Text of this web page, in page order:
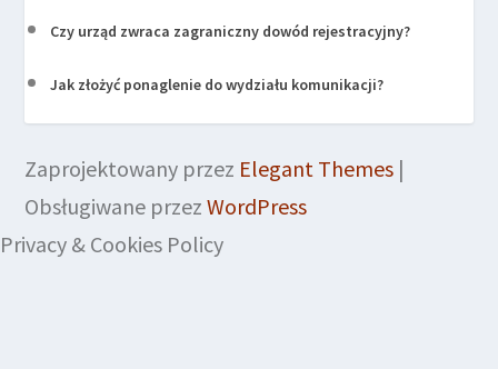
Czy urząd zwraca zagraniczny dowód rejestracyjny?
Jak złożyć ponaglenie do wydziału komunikacji?
Zaprojektowany przez Elegant Themes |
Obsługiwane przezWordPress
Privacy & Cookies Policy